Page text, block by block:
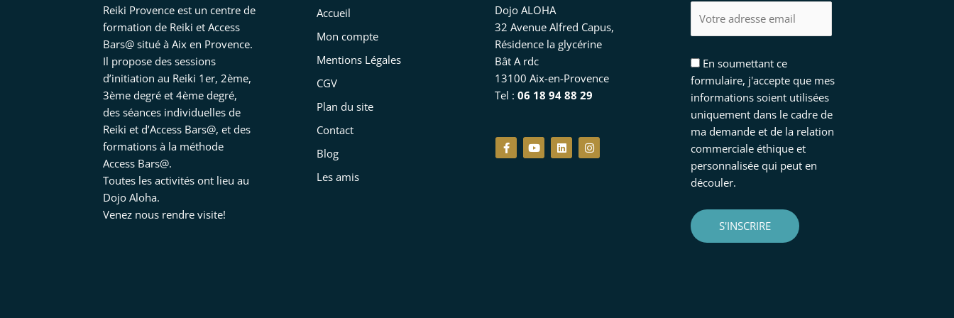
Reiki Provence est un centre de
formation de Reiki et Access
Bars@ situé à Aix en Provence.
Il propose des sessions
d’initiation au Reiki 1er, 2ème,
3ème degré et 4ème degré,
des séances individuelles de
Reiki et d’Access Bars@, et des
formations à la méthode
Access Bars@.
Toutes les activités ont lieu au
Dojo Aloha.
Venez nous rendre visite!
Accueil
Mon compte
Mentions Légales
CGV
Plan du site
Contact
Blog
Les amis
Dojo ALOHA
32 Avenue Alfred Capus,
Résidence la glycérine
Bât A rdc
13100 Aix-en-Provence
Tel : 06 18 94 88 29
F
a
c
Y
o
u
L
i
n
I
n
s
En soumettant ce
formulaire, j'accepte que mes
informations soient utilisées
uniquement dans le cadre de
ma demande et de la relation
commerciale éthique et
personnalisée qui peut en
découler.